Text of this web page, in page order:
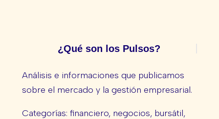
¿Qué son los Pulsos?
Análisis e informaciones que publicamos
sobre el mercado y la gestión empresarial.
Categorías: financiero, negocios, bursátil,